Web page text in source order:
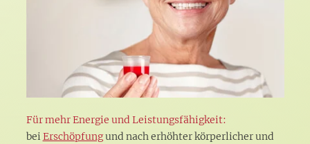
Für mehr Energie und Leistungsfähigkeit:
bei Erschöpfungund nach erhöhter körperlicher und